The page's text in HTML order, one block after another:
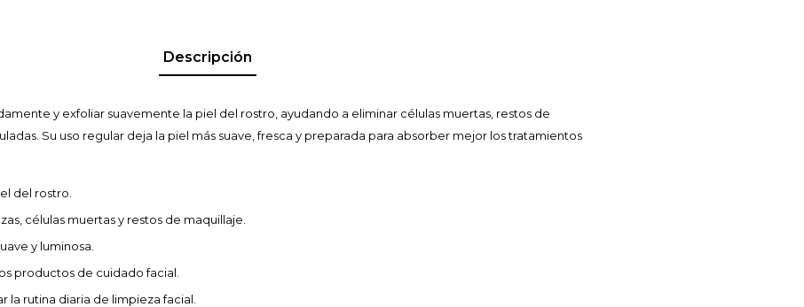
Descripción
y exfoliar suavemente la piel del rostro, ayudando a eliminar células muertas, restos de
Su uso regular deja la piel más suave, fresca y preparada para absorber mejor los tratamientos
del rostro.
células muertas y restos de maquillaje.
y luminosa.
productos de cuidado facial.
la rutina diaria de limpieza facial.